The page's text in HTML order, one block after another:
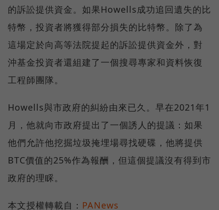
的訴訟提供資金。如果Howells成功追回遺失的比
特幣，投資者將獲得部分損失的比特幣。除了為
這場定於向高等法院提起的訴訟提供資金外，對
沖基金投資者還組建了一個搜尋專家和資料恢復
工程師團隊。
Howells與市政府的糾紛由來已久。早在2021年1
月，他就向市政府提出了一個誘人的提議：如果
他們允許他挖掘垃圾掩埋場尋找硬碟，他將提供
BTC價值的25%作為報酬，但這個提議沒有得到市
政府的理睬。
本文授權轉載自： PANews